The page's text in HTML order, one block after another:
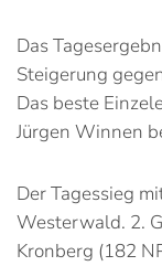
Das
Steigerung
Das beste
Jürgen Winnen
Der Tagessieg
Westerwald. 2.
Kronberg (182